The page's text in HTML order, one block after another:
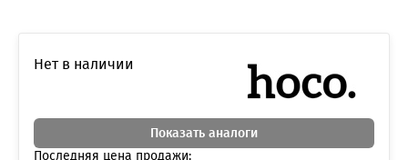
Нет в наличии
Показать аналоги
Последняя цена продажи: